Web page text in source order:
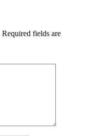
Required fields are